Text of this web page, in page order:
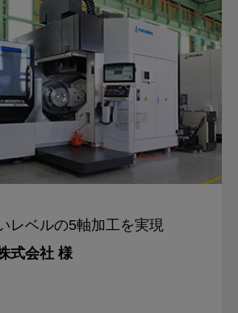
レベルの5軸加工を実現
式会社 様